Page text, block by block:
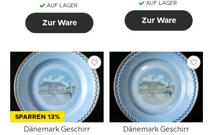
AUF LAGER
Zur Ware
AUF LAGER
Zur Ware
SPARREN 13%
Dänemark Geschirr
Dänemark Geschirr